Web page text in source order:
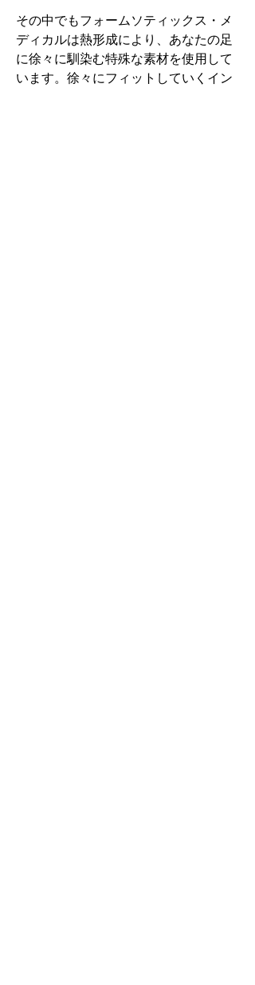
その中でもフォームソティックス・メ
ディカルは熱形成により、あなたの足
に徐々に馴染む特殊な素材を使用して
います。徐々にフィットしていくイン